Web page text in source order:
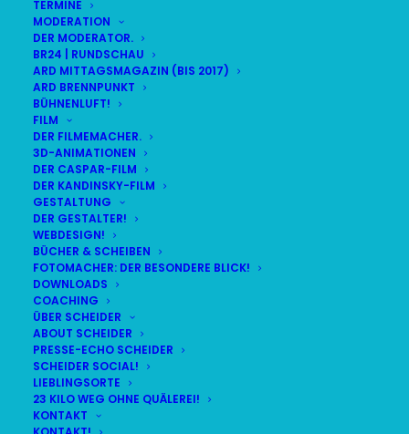
TERMINE
MODERATION
DER MODERATOR.
BR24 | RUNDSCHAU
ARD MITTAGSMAGAZIN (BIS 2017)
ARD BRENNPUNKT
BÜHNENLUFT!
FILM
DER FILMEMACHER.
3D-ANIMATIONEN
DER CASPAR-FILM
DER KANDINSKY-FILM
GESTALTUNG
DER GESTALTER!
WEBDESIGN!
BÜCHER & SCHEIBEN
FOTOMACHER: DER BESONDERE BLICK!
DOWNLOADS
COACHING
ÜBER SCHEIDER
ABOUT SCHEIDER
PRESSE-ECHO SCHEIDER
SCHEIDER SOCIAL!
LIEBLINGSORTE
23 KILO WEG OHNE QUÄLEREI!
KONTAKT
Knopf
DAS HIER HABE ICH GEFUNDEN: